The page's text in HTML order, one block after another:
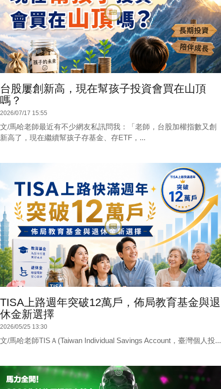
台股屢創新高，現在幫孩子投資會買在山頂
嗎？
2026/07/17 15:55
文/馬哈老師最近有不少網友私訊問我：「老師，台股加權指數又創
新高了，現在繼續幫孩子存基金、存ETF，...
TISA上路週年突破12萬戶，佈局教育基金與退
休金新選擇
2026/05/25 13:30
文/馬哈老師TISＡ(Taiwan Individual Savings Account，臺灣個人投...